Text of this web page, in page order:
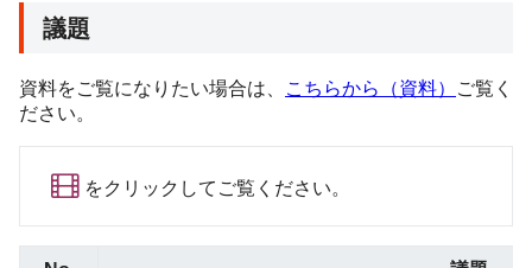
議題
資料をご覧になりたい場合は、 こちらから（資料）
ご覧く
ださい。
をクリックしてご覧ください。